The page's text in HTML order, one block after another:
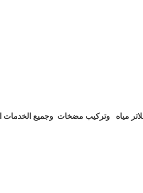
مياه وتركيب مضخات وجميع الخدمات